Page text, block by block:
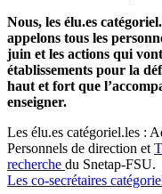
Nous, les élu.es
appelons tous les
juin et les actions qui
établissements pour la
haut et fort que
enseigner.
Les élu.es catégoriel.les :
Personnels de direction et
recherche du Snetap-FSU.
Les co-secrétaires